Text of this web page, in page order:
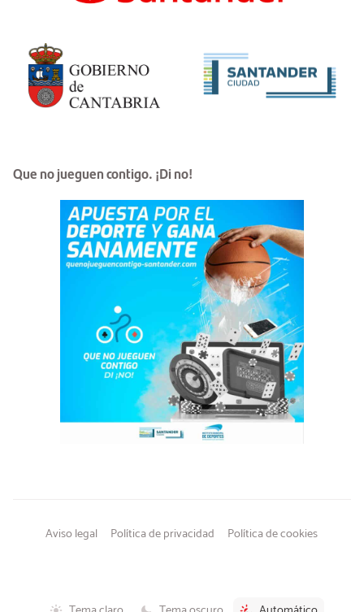
Que no jueguen contigo. ¡Di no!
Aviso legal Política de privacidad Política de cookies